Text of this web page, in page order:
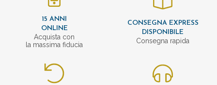
15 ANNI
ONLINE
Acquista con
la massima fiducia
CONSEGNA EXPRESS
DISPONIBILE
Consegna rapida